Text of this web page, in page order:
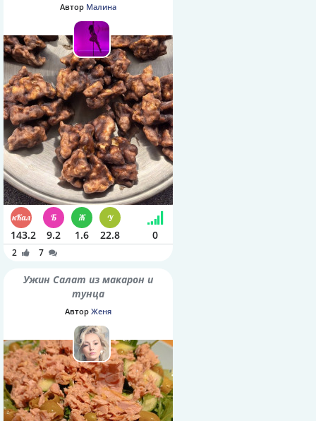
Автор Малина
143.2 9.2 1.6 22.8 0
2 7
Ужин Салат из макарон и
тунца
Автор Женя